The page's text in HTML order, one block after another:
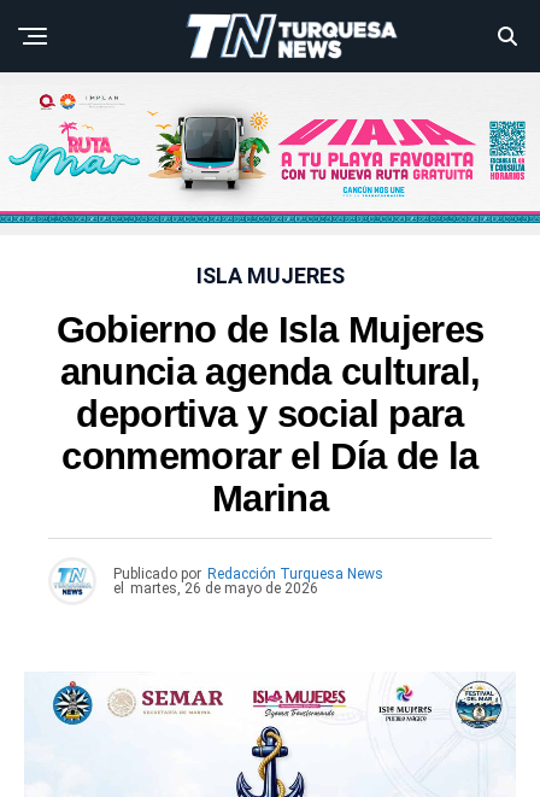
ISLA MUJERES
Gobierno de Isla Mujeres
anuncia agenda cultural,
deportiva y social para
conmemorar el Día de la
Marina
Publicado por Redacción Turquesa News
el
martes, 26 de mayo de 2026